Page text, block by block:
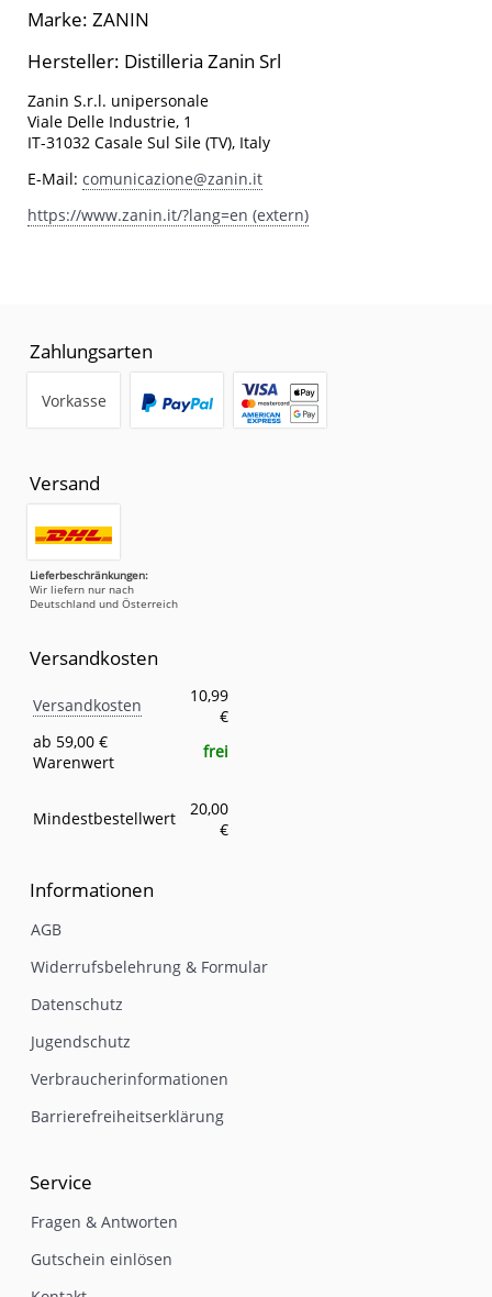
Marke: ZANIN
Hersteller: Distilleria Zanin Srl
Zanin S.r.l. unipersonale
Viale Delle Industrie, 1
IT-31032 Casale Sul Sile (TV), Italy
E-Mail: comunicazione@zanin.it
https://www.zanin.it/?lang=en (extern)
Zahlungsarten
Vorkasse
Versand
Lieferbeschränkungen:
Wir liefern nur nach
Deutschland und Österreich
Versandkosten
Eigenschaft
Versandkosten
10,99
€
ab 59,00 €
Warenwert
frei
Mindestbestellwert
20,00
€
Informationen
AGB
Widerrufsbelehrung & Formular
Datenschutz
Jugendschutz
Verbraucherinformationen
Barrierefreiheitserklärung
Service
Fragen & Antworten
Gutschein einlösen